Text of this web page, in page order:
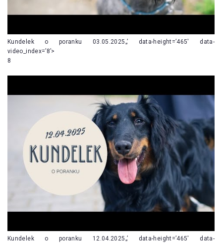
Kundelek o poranku 03.05.2025„’ data-height=’465′ data-
video_index=’8’>
8
Kundelek o poranku 12.04.2025„’ data-height=’465′ data-